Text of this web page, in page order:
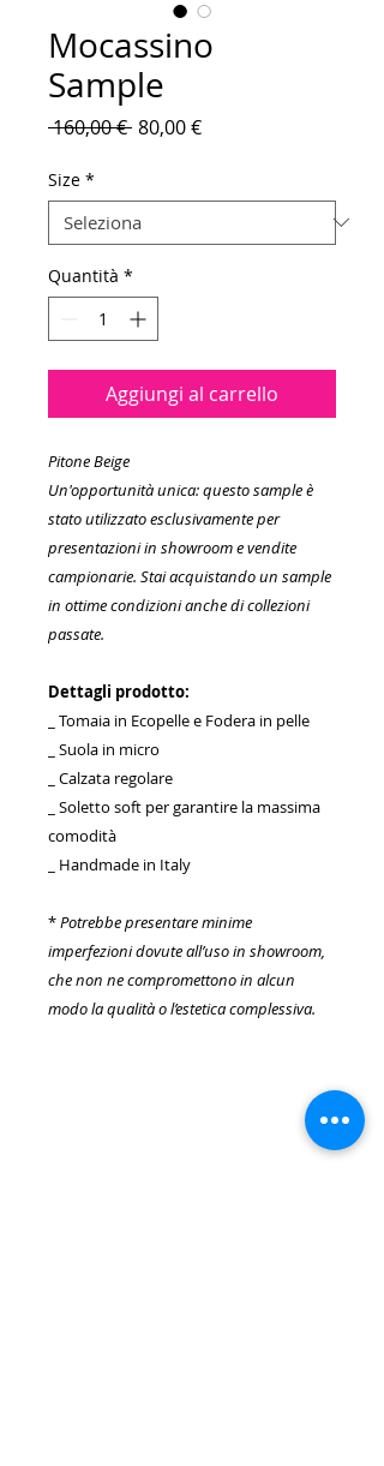
Mocassino
Sample
160,00 € Prezzo
80,00 €Prezzo
Size *
Quantità *
Aggiungi al carrello
Pitone Beige
Un'opportunità unica: questo sample è
stato utilizzato esclusivamente per
presentazioni in showroom e vendite
campionarie. Stai acquistando un sample
in ottime condizioni anche di collezioni
passate.
Dettagli prodotto:
_ Tomaia in Ecopelle e Fodera in pelle
_ Suola in micro
_ Calzata regolare
_ Soletto soft per garantire la massima
comodità
_ Handmade in Italy
*Potrebbe presentare minime
imperfezioni dovute all’uso in showroom,
che non ne compromettono in alcun
modo la qualità o l’estetica complessiva.